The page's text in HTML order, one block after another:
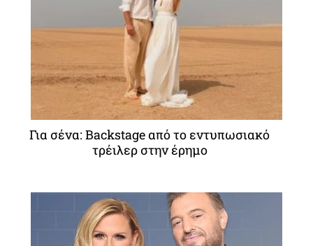
Για σένα: Backstage από το εντυπωσιακό
τρέιλερ στην έρημο